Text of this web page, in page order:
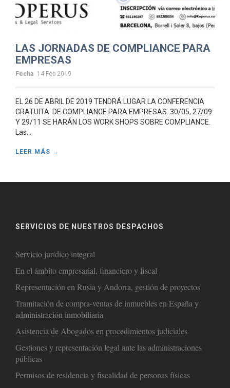
LAS JORNADAS DE COMPLIANCE PARA
EMPRESAS
Fecha 14 Feb 2019
EL 26 DE ABRIL DE 2019 TENDRÁ LUGAR LA CONFERENCIA
GRATUITA DE COMPLIANCE PARA EMPRESAS. 30/05, 27/09
Y 29/11 SE HARÁN LOS WORK SHOPS SOBRE COMPLIANCE.
Las...
LEER MÁS →
SERVICIOS DE NUESTROS DESPACHOS
Servicio jurídico integral
En el ámbito empresarial, financiero y fiscal
Representación en Rusia y Andorra, gestión de proyectos
Tramitación de compra-ventas de inmuebles en España y
administración inmobiliaria
Asistencia de Abogados en procedimientos judiciales
Gestiones y representación legal ante las administraciones
públicas
Permisos de residencia y fiscalidad de personas físicas